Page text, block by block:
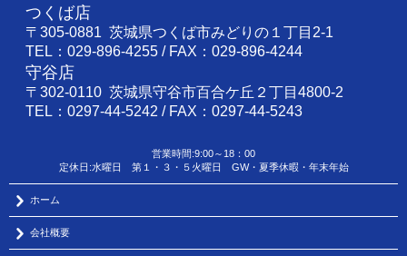
つくば店
〒305-0881 茨城県つくば市みどりの１丁目2-1
TEL：029-896-4255 / FAX：029-896-4244
守谷店
〒302-0110 茨城県守谷市百合ケ丘２丁目4800-2
TEL：0297-44-5242 / FAX：0297-44-5243
営業時間:9:00～18：00
定休日:水曜日 第１・３・５火曜日 GW・夏季休暇・年末年始
ホーム
会社概要